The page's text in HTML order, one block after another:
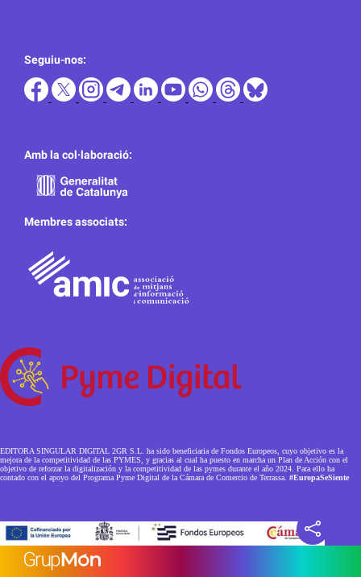
Seguiu-nos:
Amb la col·laboració:
Membres associats:
EDITORA SINGULAR DIGITAL 2GR S.L. ha sido beneficiaria de Fondos Europeos, cuyo objetivo es la
mejora de la competitividad de las PYMES, y gracias al cual ha puesto en marcha un Plan de Acción con el
objetivo de reforzar la digitalización y la competitividad de las pymes durante el año 2024. Para ello ha
contado con el apoyo del Programa Pyme Digital de la Cámara de Comercio de Terrassa. #EuropaSeSiente